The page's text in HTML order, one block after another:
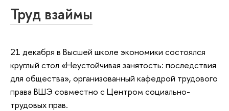
Труд взаймы
21 декабря в Высшей школе экономики состоялся
круглый стол «Неустойчивая занятость: последствия
для общества», организованный кафедрой трудового
права ВШЭ совместно с Центром социально-
трудовых прав.